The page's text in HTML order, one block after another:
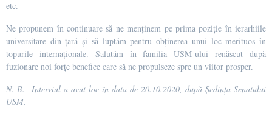
etc.
Ne propunem în continuare să ne menținem pe prima poziție în ierarhiile
universitare din țară şi să luptăm pentru obţinerea unui loc merituos în
topurile internaţionale. Salutăm în familia USM-ului renăscut după
fuzionare noi forțe benefice care să ne propulseze spre un viitor prosper.
N. B. Interviul a avut loc în data de 20.10.2020, după Ședința Senatului
USM.